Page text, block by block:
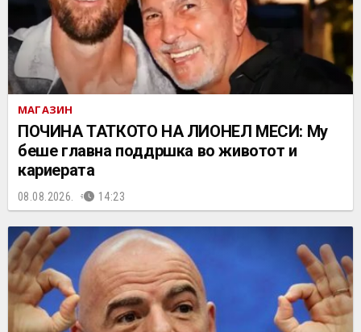
МАГАЗИН
ПОЧИНА ТАТКОТО НА ЛИОНЕЛ МЕСИ: Му
беше главна поддршка во животот и
кариерата
08.08.2026. 14:23